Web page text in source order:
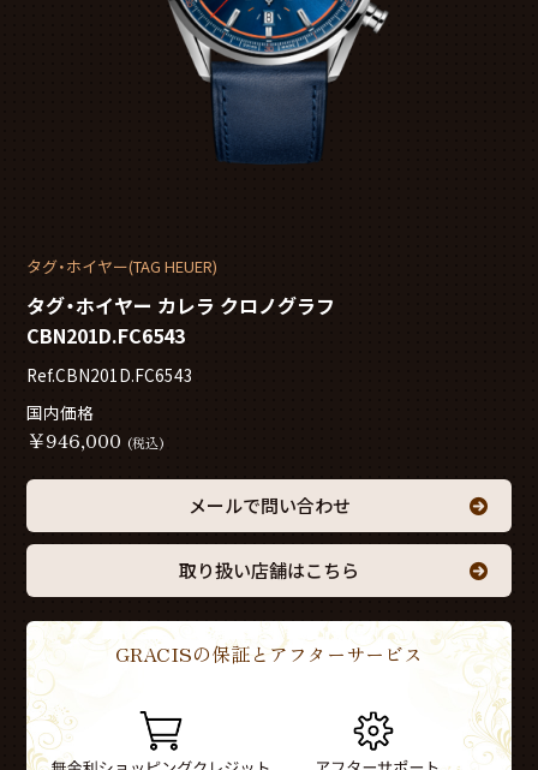
タグ・ホイヤー(TAG HEUER)
タグ・ホイヤー カレラ クロノグラフ
CBN201D.FC6543
Ref.CBN201D.FC6543
国内価格
￥946,000 (税込)
メールで問い合わせ
取り扱い店舗はこちら
GRACISの保証とアフターサービス